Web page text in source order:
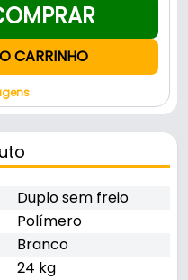
CARRINHO
Duplo sem freio
Polímero
Branco
24 kg